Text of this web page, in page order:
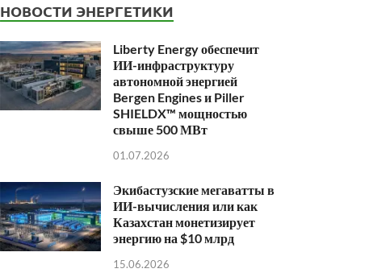
НОВОСТИ ЭНЕРГЕТИКИ
Liberty Energy обеспечит
ИИ-инфраструктуру
автономной энергией
Bergen Engines и Piller
SHIELDX™ мощностью
свыше 500 МВт
01.07.2026
Экибастузские мегаватты в
ИИ-вычисления или как
Казахстан монетизирует
энергию на $10 млрд
15.06.2026